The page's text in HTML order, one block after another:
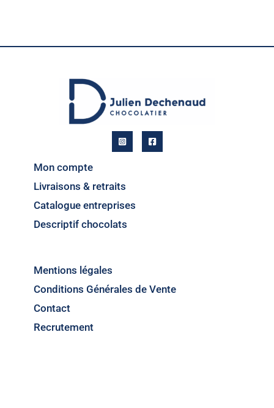
Mon compte
Livraisons & retraits
Catalogue entreprises
Descriptif chocolats
Mentions légales
Conditions Générales de Vente
Contact
Recrutement